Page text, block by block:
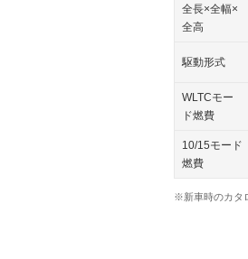
全長×全幅×
全高
駆動形式
WLTCモー
ド燃費
10/15モード
燃費
※新車時のカタ